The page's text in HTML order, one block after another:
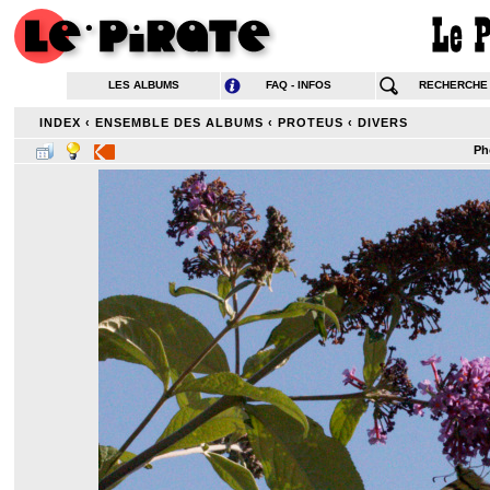
LES ALBUMS FAQ - INFOS RECHERCHE
INDEX ‹ ENSEMBLE DES ALBUMS ‹ PROTEUS ‹ DIVERS